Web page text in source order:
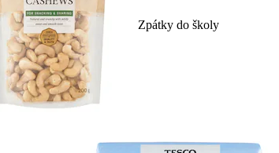
Zpátky do školy